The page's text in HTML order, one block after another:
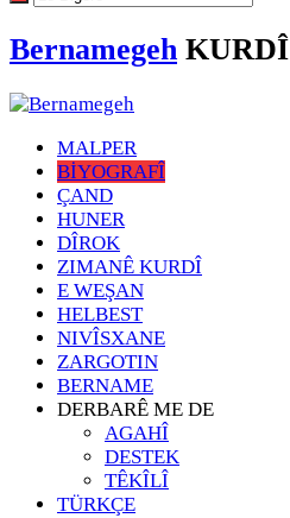
Bernamegeh KURDÎ
MALPER
BİYOGRAFÎ
ÇAND
HUNER
DÎROK
ZIMANÊ KURDÎ
E WEŞAN
HELBEST
NIVÎSXANE
ZARGOTIN
BERNAME
DERBARÊ ME DE
AGAHÎ
DESTEK
TÊKÎLÎ
TÜRKÇE